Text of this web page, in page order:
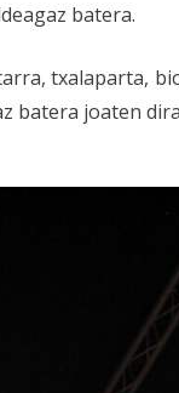
batera.
txalaparta,
batera joaten